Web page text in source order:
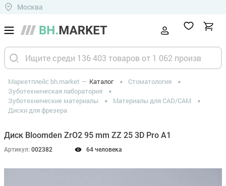
Москва
Маркетплейс bh.market Каталог
Стоматология
Зуботехническая лаборатория
Зуботехнические материалы
Материалы для CAD/CAM
Диски для фрезера
Диск Bloomden ZrO2 95 mm ZZ 25 3D Pro A1
Артикул: 002382 64 человека